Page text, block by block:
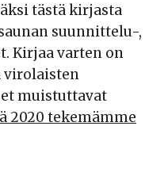
tästä kirjasta
suunnittelu-,
Kirjaa varten on
virolaisten
muistuttavat
2020 tekemämme